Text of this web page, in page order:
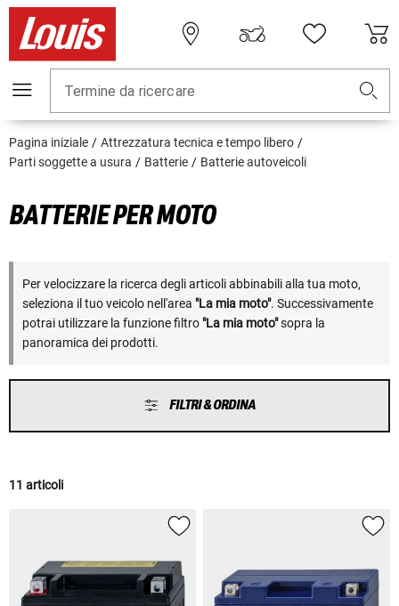
Termine da ricercare
Pagina iniziale
Attrezzatura tecnica e tempo libero
Parti soggette a usura
Batterie Batterie autoveicoli
BATTERIE PER MOTO
Per velocizzare la ricerca degli articoli abbinabili alla tua moto,
seleziona il tuo veicolo nell'area "La mia moto". Successivamente
potrai utilizzare la funzione filtro "La mia moto"sopra la
panoramica dei prodotti.
FILTRI & ORDINA
11 articoli